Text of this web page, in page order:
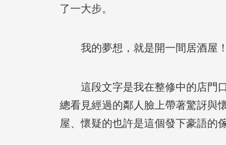
了一大步。
我的夢想，就是開一間居酒屋！
這段文字是我在整修中的店門口
總看見經過的鄰人臉上帶著驚訝與
屋、懷疑的也許是這個發下豪語的